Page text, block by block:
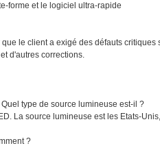
forme et le logiciel ultra-rapide
le client a exigé des défauts critiques
d'autres corrections.
type de source lumineuse est-il ?
La source lumineuse est les Etats-
?